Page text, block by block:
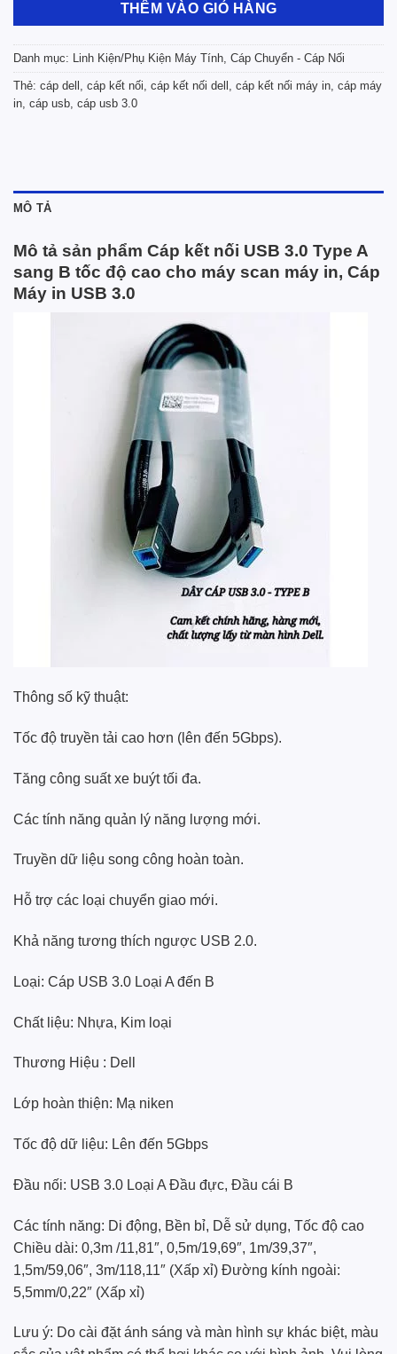
THÊM VÀO GIỎ HÀNG
Danh mục: Linh Kiện/Phụ Kiện Máy Tính, Cáp Chuyển - Cáp Nối
Thẻ: cáp dell , cáp kết nối, cáp kết nối dell , cáp kết nối máy in, cáp máy
in, cáp usb, cáp usb 3.0
MÔ TẢ
Mô tả sản phẩm Cáp kết nối USB 3.0 Type A
sang B tốc độ cao cho máy scan máy in, Cáp
Máy in USB 3.0
Thông số kỹ thuật:
Tốc độ truyền tải cao hơn (lên đến 5Gbps).
Tăng công suất xe buýt tối đa.
Các tính năng quản lý năng lượng mới.
Truyền dữ liệu song công hoàn toàn.
Hỗ trợ các loại chuyển giao mới.
Khả năng tương thích ngược USB 2.0.
Loại: Cáp USB 3.0 Loại A đến B
Chất liệu: Nhựa, Kim loại
Thương Hiệu : Dell
Lớp hoàn thiện: Mạ niken
Tốc độ dữ liệu: Lên đến 5Gbps
Đầu nối: USB 3.0 Loại A Đầu đực, Đầu cái B
Các tính năng: Di động, Bền bỉ, Dễ sử dụng, Tốc độ cao
Chiều dài: 0,3m /11,81″, 0,5m/19,69″, 1m/39,37″,
1,5m/59,06″, 3m/118,11″ (Xấp xỉ) Đường kính ngoài:
5,5mm/0,22″ (Xấp xỉ)
Lưu ý: Do cài đặt ánh sáng và màn hình sự khác biệt, màu